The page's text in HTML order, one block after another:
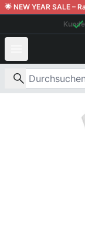
Weiter zum Inhalt
🌟 NEW YEAR SALE –
Nach Produkten